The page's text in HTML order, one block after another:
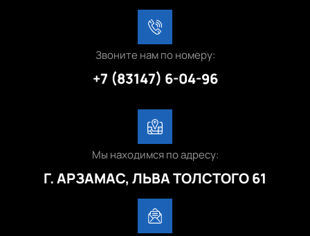
+7 (83147) 6-04-96
Звоните нам по номеру:
Г. АРЗАМАС, ЛЬВА ТОЛСТОГО 61
Мы находимся по адресу: